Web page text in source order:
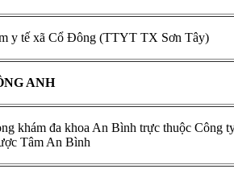
y tế xã Cổ Đông (TTYT TX Sơn Tây)
ANH
khám đa khoa An Bình trực thuộc Công
Tâm An Bình